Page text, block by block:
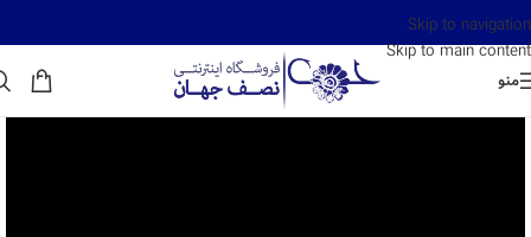
Skip to navigation
Skip to main content
منو